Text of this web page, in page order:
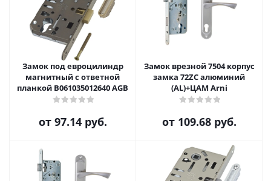
Замок под евроцилиндр
магнитный с ответной
планкой B061035012640 AGB
от 97.14 руб.
Замок врезной 7504 корпус
замка 72ZC алюминий
(AL)+ЦАМ Arni
от 109.68 руб.